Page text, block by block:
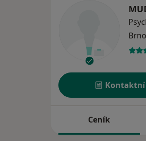
Brno
Ceník